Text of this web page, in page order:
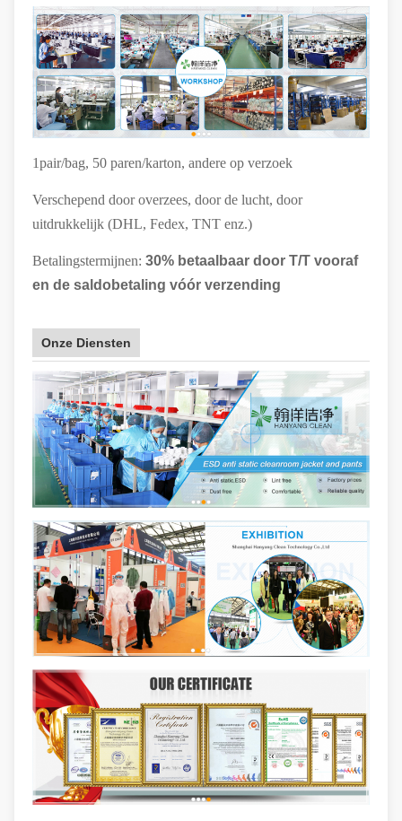
1pair/bag, 50 paren/karton, andere op verzoek
Verschepend door overzees, door de lucht, door
uitdrukkelijk (DHL, Fedex, TNT enz.)
Betalingstermijnen: 30% betaalbaar door T/T vooraf
en de saldobetaling vóór verzending
Onze Diensten